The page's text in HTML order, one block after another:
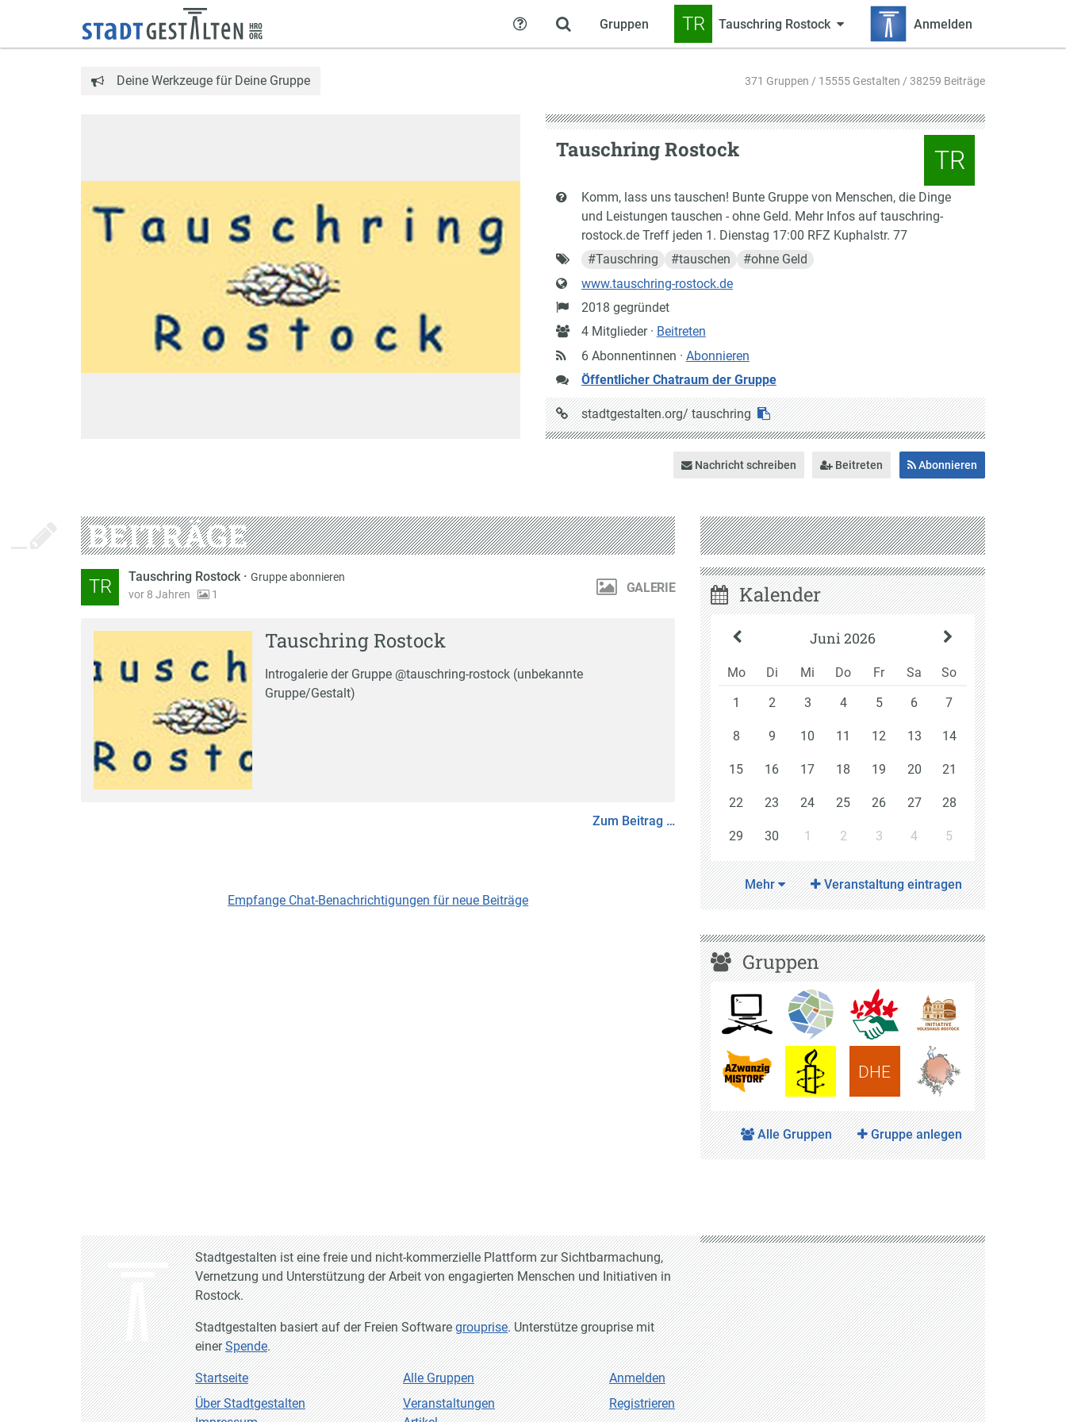
Gruppen TR Tauschring Rostock Anmelden
Hilfe
Deine Werkzeuge für Deine Gruppe 371 Gruppen / 15555 Gestalten / 38259 Beiträge
TR
Tauschring Rostock
Kurzbeschreibung
Komm, lass uns tauschen! Bunte Gruppe von Menschen, die Dinge
und Leistungen tauschen - ohne Geld. Mehr Infos auf tauschring-
rostock.de Treff jeden 1. Dienstag 17:00 RFZ Kuphalstr. 77
Schlagworte
#Tauschring #tauschen #ohne Geld
Website
www.tauschring-rostock.de
Gründung
2018 gegründet
Anzahl
Mitglieder
4 Mitglieder · Beitreten
6 Abonnentinnen · Abonnieren
Öffentlicher Chatraum der Gruppe
URL
auf
stadtgestalten.org/ tauschring
Nachricht schreiben Beitreten Abonnieren
BEITRÄGE
TR Tauschring Rostock · Gruppe abonnieren
vor 8 Jahren
1 GALERIE
Tauschring Rostock
Introgalerie der Gruppe @tauschring-rostock (unbekannte
Gruppe/Gestalt)
Zum Beitrag …
Empfange Chat-Benachrichtigungen für neue Beiträge
Kalender
Juni 2026
Mo Di Mi Do Fr Sa
So
1
2 3 4 5 6 7
8 9 10 11 12 13 14
15 16 17 18 19 20 21
22 23 24 25 26 27 28
29 30 1 2 3 4 5
Mehr Veranstaltung eintragen
Gruppen
DHE
Alle Gruppen Gruppe anlegen
Stadtgestalten ist eine freie und nicht-kommerzielle Plattform zur Sichtbarmachung,
Vernetzung und Unterstützung der Arbeit von engagierten Menschen und Initiativen in
Rostock.
Stadtgestalten basiert auf der Freien Softwaregrouprise. Unterstütze grouprise mit
einerSpende.
Startseite
Über Stadtgestalten
Alle Gruppen
Veranstaltungen
Anmelden
Registrieren